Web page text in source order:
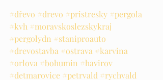
#dřevo #drevo #pristresky #pergola
#kvh #moravskoslezskykraj
#pergolydn #staniproauto
#drevostavba #ostrava #karvina
#orlova #bohumin #havirov
#detmarovice #petrvald #rychvald